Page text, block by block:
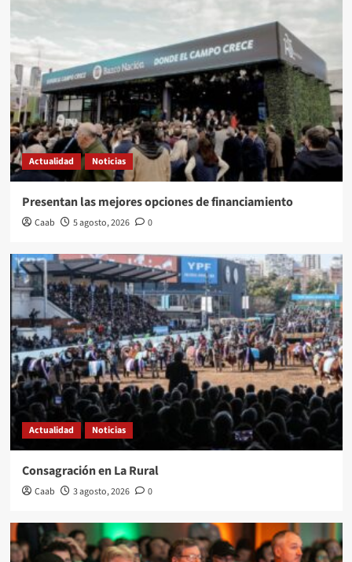
Actualidad Noticias
Presentan las mejores opciones de financiamiento
Caab 5 agosto, 2026 0
Actualidad Noticias
Consagración en La Rural
Caab 3 agosto, 2026 0